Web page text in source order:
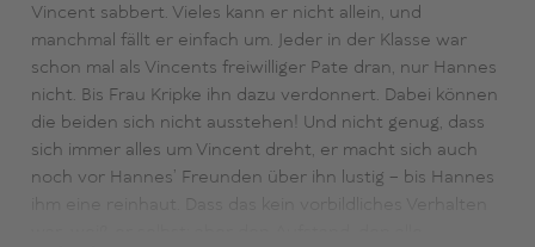
Vincent sabbert. Vieles kann er nicht allein, und
manchmal fällt er einfach um. Jeder in der Klasse war
schon mal als Vincents freiwilliger Pate dran, nur Hannes
nicht. Bis Frau Kripke ihn dazu verdonnert. Dabei können
die beiden sich nicht ausstehen! Und nicht genug, dass
sich immer alles um Vincent dreht, er macht sich auch
noch vor Hannes’ Freunden über ihn lustig – bis Hannes
ihm eine reinhaut. Dass das kein vorbildliches Verhalten